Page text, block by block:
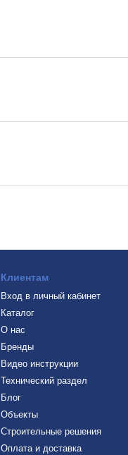
Клиентам
Вход в личный кабинет
Каталог
О нас
Бренды
Видео инструкции
Технический раздел
Блог
Объекты
Строительные решения
Оплата и доставка